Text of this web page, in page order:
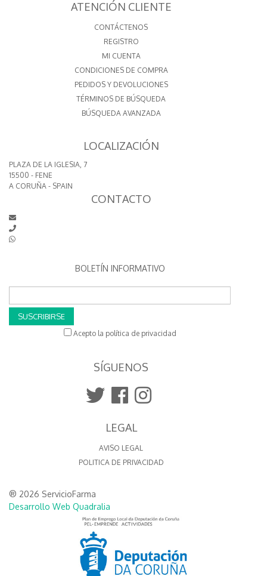
ATENCIÓN CLIENTE
CONTÁCTENOS
REGISTRO
MI CUENTA
CONDICIONES DE COMPRA
PEDIDOS Y DEVOLUCIONES
TÉRMINOS DE BÚSQUEDA
BÚSQUEDA AVANZADA
LOCALIZACIÓN
PLAZA DE LA IGLESIA, 7
15500 - FENE
A CORUÑA - SPAIN
CONTACTO
BOLETÍN INFORMATIVO
SUSCRIBIRSE
Acepto la política de privacidad
SÍGUENOS
LEGAL
AVISO LEGAL
POLITICA DE PRIVACIDAD
® 2026 ServicioFarma
Desarrollo Web Quadralia